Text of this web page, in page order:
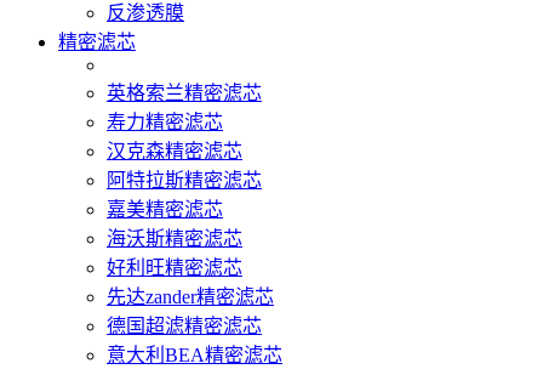
反渗透膜
精密滤芯
英格索兰精密滤芯
寿力精密滤芯
汉克森精密滤芯
阿特拉斯精密滤芯
嘉美精密滤芯
海沃斯精密滤芯
好利旺精密滤芯
先达zander精密滤芯
德国超滤精密滤芯
意大利BEA精密滤芯